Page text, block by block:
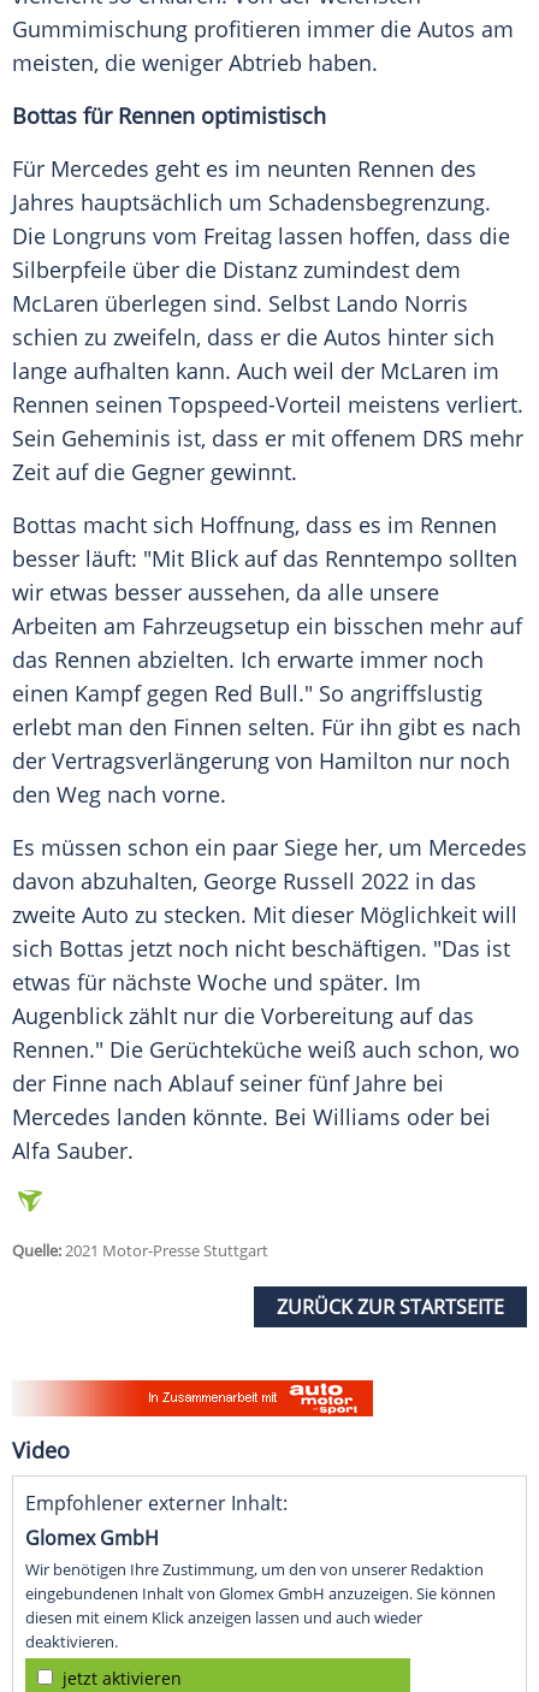
Gummimischung profitieren immer die Autos am
meisten, die weniger Abtrieb haben.
Bottas für Rennen optimistisch
Für Mercedes geht es im neunten Rennen des
Jahres hauptsächlich um Schadensbegrenzung.
Die Longruns vom Freitag lassen hoffen, dass die
Silberpfeile über die Distanz zumindest dem
McLaren überlegen sind. Selbst Lando Norris
schien zu zweifeln, dass er die Autos hinter sich
lange aufhalten kann. Auch weil der McLaren im
Rennen seinen Topspeed-Vorteil meistens verliert.
Sein Geheminis ist, dass er mit offenem DRS mehr
Zeit auf die Gegner gewinnt.
Bottas macht sich Hoffnung, dass es im Rennen
besser läuft: "Mit Blick auf das Renntempo sollten
wir etwas besser aussehen, da alle unsere
Arbeiten am Fahrzeugsetup ein bisschen mehr auf
das Rennen abzielten. Ich erwarte immer noch
einen Kampf gegen Red Bull." So angriffslustig
erlebt man den Finnen selten. Für ihn gibt es nach
der Vertragsverlängerung von Hamilton nur noch
den Weg nach vorne.
Es müssen schon ein paar Siege her, um Mercedes
davon abzuhalten, George Russell 2022 in das
zweite Auto zu stecken. Mit dieser Möglichkeit will
sich Bottas jetzt noch nicht beschäftigen. "Das ist
etwas für nächste Woche und später. Im
Augenblick zählt nur die Vorbereitung auf das
Rennen." Die Gerüchteküche weiß auch schon, wo
der Finne nach Ablauf seiner fünf Jahre bei
Mercedes landen könnte. Bei Williams oder bei
Alfa Sauber.
Quelle:2021 Motor-Presse Stuttgart
ZURÜCK ZUR STARTSEITE
Video
Empfohlener externer Inhalt:
Glomex GmbH
Wir benötigen Ihre Zustimmung, um den von unserer Redaktion
eingebundenen Inhalt von Glomex GmbH anzuzeigen. Sie können
diesen mit einem Klick anzeigen lassen und auch wieder
deaktivieren.
jetzt aktivieren